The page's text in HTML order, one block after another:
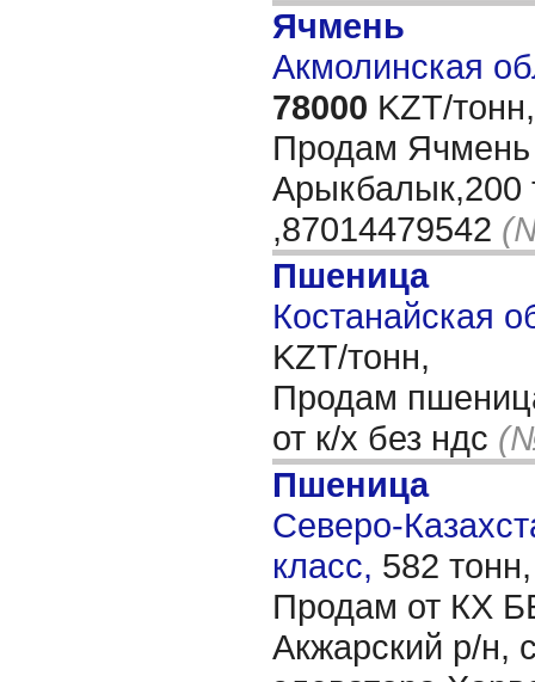
Ячмень
Акмолинская
78000 KZT/тонн,
Продам
Арыкбалык,200
,87014479542
Пшеница
Костанайская
KZT/тонн,
Продам
от к/х без ндс
Пшеница
Северо-
класс, 582
Продам от КХ
Акжарский р/н,